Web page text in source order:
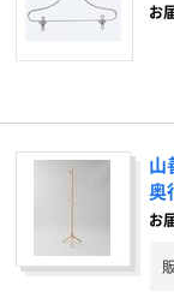
お
山
奥
お